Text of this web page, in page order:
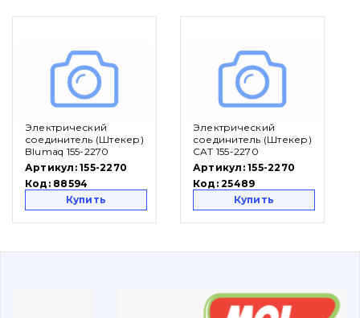
Вакансии
Каталог
Фильтры и смазочные материалы
Ходовая часть
Электрический
соединитель (Штекер)
Blumaq 155-2270
Артикул:155-2270
Код: 88594
Купить
Электрический
соединитель (Штекер)
CAT 155-2270
Артикул:155-2270
Код:25489
Купить